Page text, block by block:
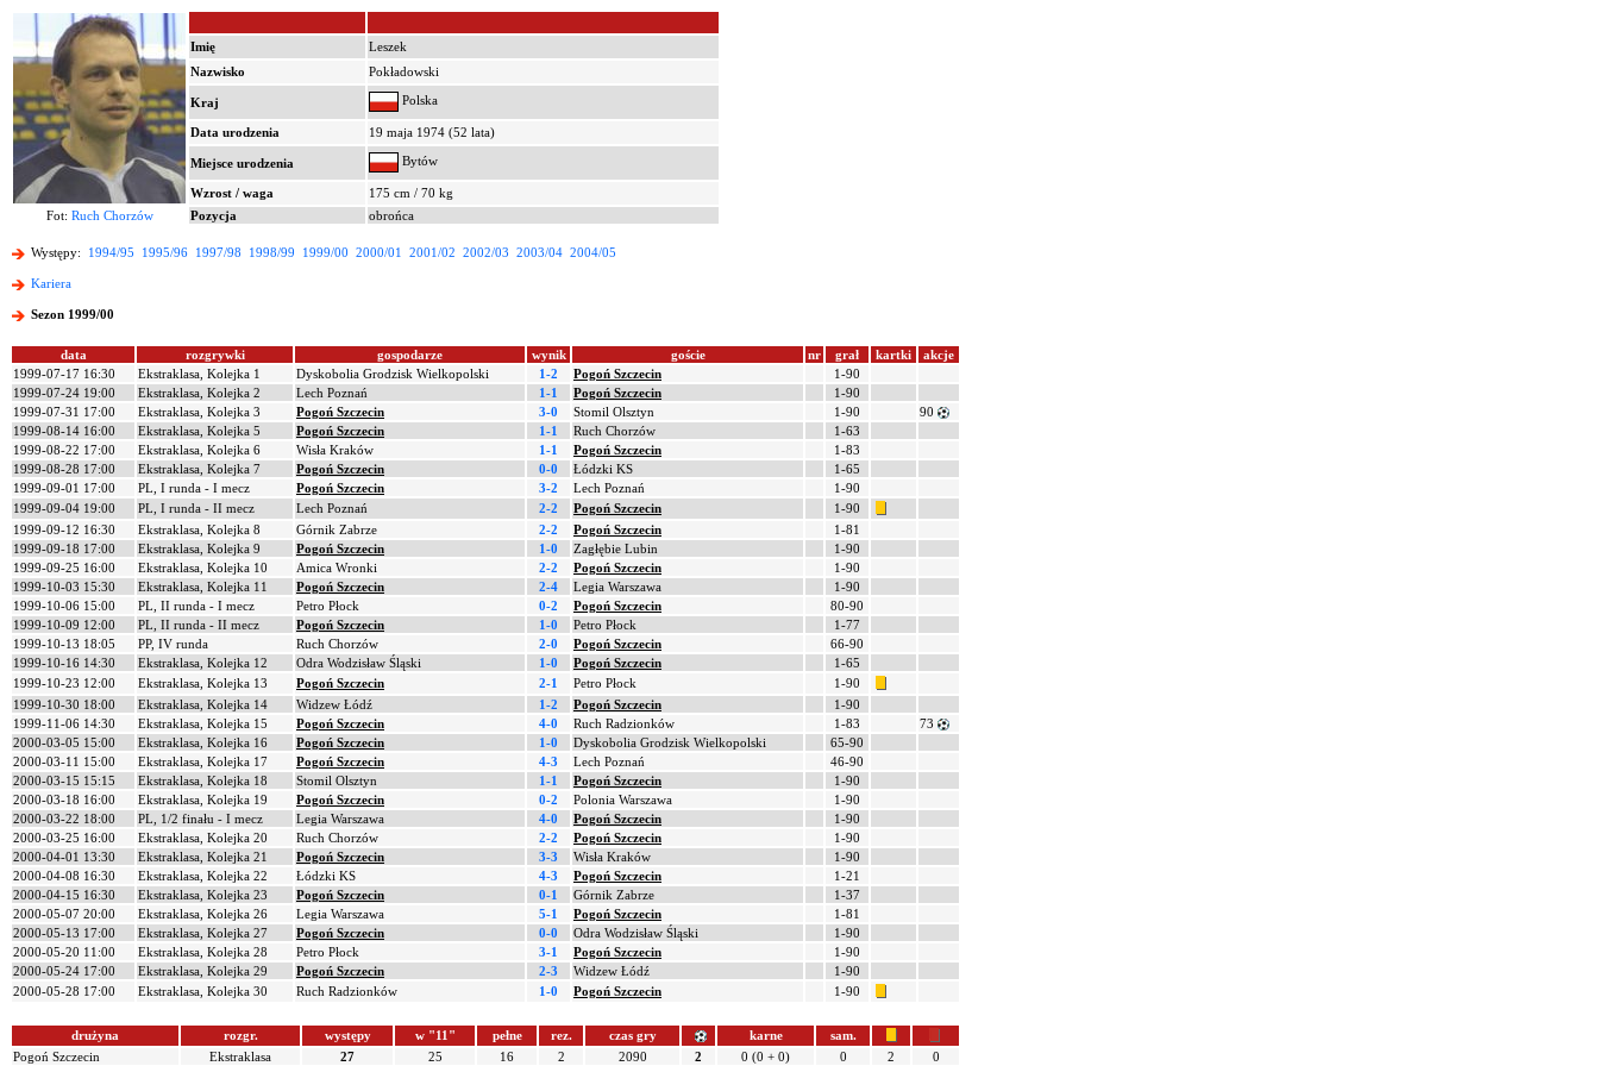
Imię
Leszek
Nazwisko
Pokładowski
Kraj Polska
Data urodzenia 19 maja 1974 (52 lata)
Miejsce urodzenia Bytów
Wzrost / waga
175 cm / 70 kg
Fot: Ruch Chorzów Pozycja obrońca
Występy: 1994/95 1995/96 1997/98 1998/99 1999/00 2000/01 2001/02 2002/03 2003/04 2004/05
Kariera
Sezon 1999/00
data rozgrywki gospodarze wynik goście nr grał kartki
akcje
1999-07-17 16:30
Ekstraklasa, Kolejka 1 Dyskobolia Grodzisk Wielkopolski 1-2 Pogoń Szczecin
1-90
1999-07-24 19:00
Ekstraklasa, Kolejka 2 Lech Poznań 1-1 Pogoń Szczecin
1-90
1999-07-31 17:00
Ekstraklasa, Kolejka 3 Pogoń Szczecin 3-0 Stomil Olsztyn 1-90
90
1999-08-14 16:00
Ekstraklasa, Kolejka 5 Pogoń Szczecin 1-1 Ruch Chorzów
1-63
1999-08-22 17:00
Ekstraklasa, Kolejka 6 Wisła Kraków 1-1 Pogoń Szczecin
1-83
1999-08-28 17:00
Ekstraklasa, Kolejka 7 Pogoń Szczecin 0-0 Łódzki KS
1-65
1999-09-01 17:00
PL, I runda - I mecz Pogoń Szczecin 3-2 Lech Poznań
1-90
1999-09-04 19:00
PL, I runda - II mecz Lech Poznań 2-2 Pogoń Szczecin
1-90
1999-09-12 16:30
Ekstraklasa, Kolejka 8 Górnik Zabrze 2-2 Pogoń Szczecin
1-81
1999-09-18 17:00
Ekstraklasa, Kolejka 9 Pogoń Szczecin 1-0 Zagłębie Lubin
1-90
1999-09-25 16:00
Ekstraklasa, Kolejka 10 Amica Wronki 2-2 Pogoń Szczecin
1-90
1999-10-03 15:30
Ekstraklasa, Kolejka 11 Pogoń Szczecin 2-4 Legia Warszawa
1-90
1999-10-06 15:00
PL, II runda - I mecz Petro Płock 0-2 Pogoń Szczecin
80-90
1999-10-09 12:00
PL, II runda - II mecz Pogoń Szczecin 1-0 Petro Płock
1-77
1999-10-13 18:05
PP, IV runda Ruch Chorzów 2-0 Pogoń Szczecin
66-90
1999-10-16 14:30
Ekstraklasa, Kolejka 12 Odra Wodzisław Śląski 1-0 Pogoń Szczecin
1-65
1999-10-23 12:00
Ekstraklasa, Kolejka 13 Pogoń Szczecin 2-1 Petro Płock
1-90
1999-10-30 18:00
Ekstraklasa, Kolejka 14 Widzew Łódź 1-2 Pogoń Szczecin
1-90
1999-11-06 14:30
Ekstraklasa, Kolejka 15 Pogoń Szczecin 4-0 Ruch Radzionków 1-83
73
2000-03-05 15:00
Ekstraklasa, Kolejka 16 Pogoń Szczecin 1-0 Dyskobolia Grodzisk Wielkopolski
65-90
2000-03-11 15:00
Ekstraklasa, Kolejka 17 Pogoń Szczecin 4-3 Lech Poznań
46-90
2000-03-15 15:15
Ekstraklasa, Kolejka 18 Stomil Olsztyn 1-1 Pogoń Szczecin
1-90
2000-03-18 16:00
Ekstraklasa, Kolejka 19 Pogoń Szczecin 0-2 Polonia Warszawa
1-90
2000-03-22 18:00
PL, 1/2 finału - I mecz Legia Warszawa 4-0 Pogoń Szczecin
1-90
2000-03-25 16:00
Ekstraklasa, Kolejka 20 Ruch Chorzów 2-2 Pogoń Szczecin
1-90
2000-04-01 13:30
Ekstraklasa, Kolejka 21 Pogoń Szczecin 3-3 Wisła Kraków
1-90
2000-04-08 16:30
Ekstraklasa, Kolejka 22 Łódzki KS 4-3 Pogoń Szczecin
1-21
2000-04-15 16:30
Ekstraklasa, Kolejka 23 Pogoń Szczecin 0-1 Górnik Zabrze
1-37
2000-05-07 20:00
Ekstraklasa, Kolejka 26 Legia Warszawa 5-1 Pogoń Szczecin
1-81
2000-05-13 17:00
Ekstraklasa, Kolejka 27 Pogoń Szczecin 0-0 Odra Wodzisław Śląski
1-90
2000-05-20 11:00
Ekstraklasa, Kolejka 28 Petro Płock 3-1 Pogoń Szczecin
1-90
2000-05-24 17:00
Ekstraklasa, Kolejka 29 Pogoń Szczecin 2-3 Widzew Łódź
1-90
2000-05-28 17:00
Ekstraklasa, Kolejka 30 Ruch Radzionków 1-0 Pogoń Szczecin 1-90
drużyna rozgr. występy w "11" pełne rez. czas gry karne
sam.
Pogoń Szczecin
Ekstraklasa 27 25 16 2 2090 2 0 (0 + 0) 0 2 0